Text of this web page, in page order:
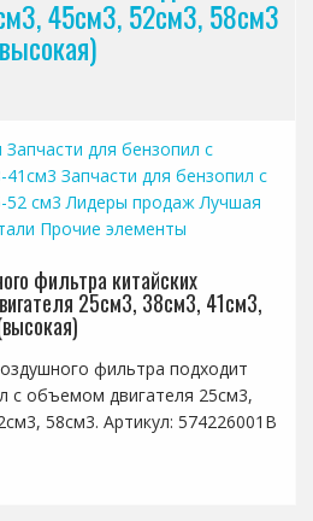
45см3, 52см3, 58см3
Запчасти для бензопил с
41см3 Запчасти для бензопил с
52 см3 Лидеры продаж Лучшая
Прочие элементы
фильтра китайских
25см3, 38см3, 41см3,
фильтра подходит
с объемом двигателя 25см3,
58см3. Артикул: 574226001B